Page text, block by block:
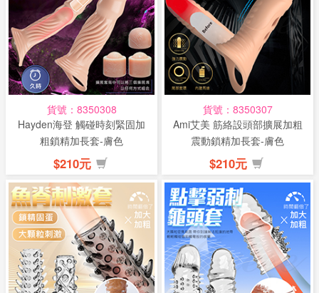
貨號：8350308
Hayden海登 觸碰時刻緊固加
粗鎖精加長套-膚色
$210元
貨號：8350307
Ami艾美 筋絡設頭部擴展加粗
震動鎖精加長套-膚色
$210元